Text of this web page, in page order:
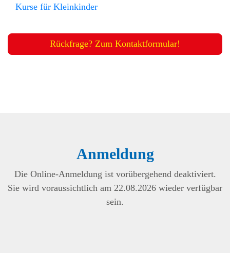
Kurse für Kleinkinder
Rückfrage? Zum Kontaktformular!
Anmeldung
Die Online-Anmeldung ist vorübergehend deaktiviert.
Sie wird voraussichtlich am 22.08.2026 wieder verfügbar
sein.